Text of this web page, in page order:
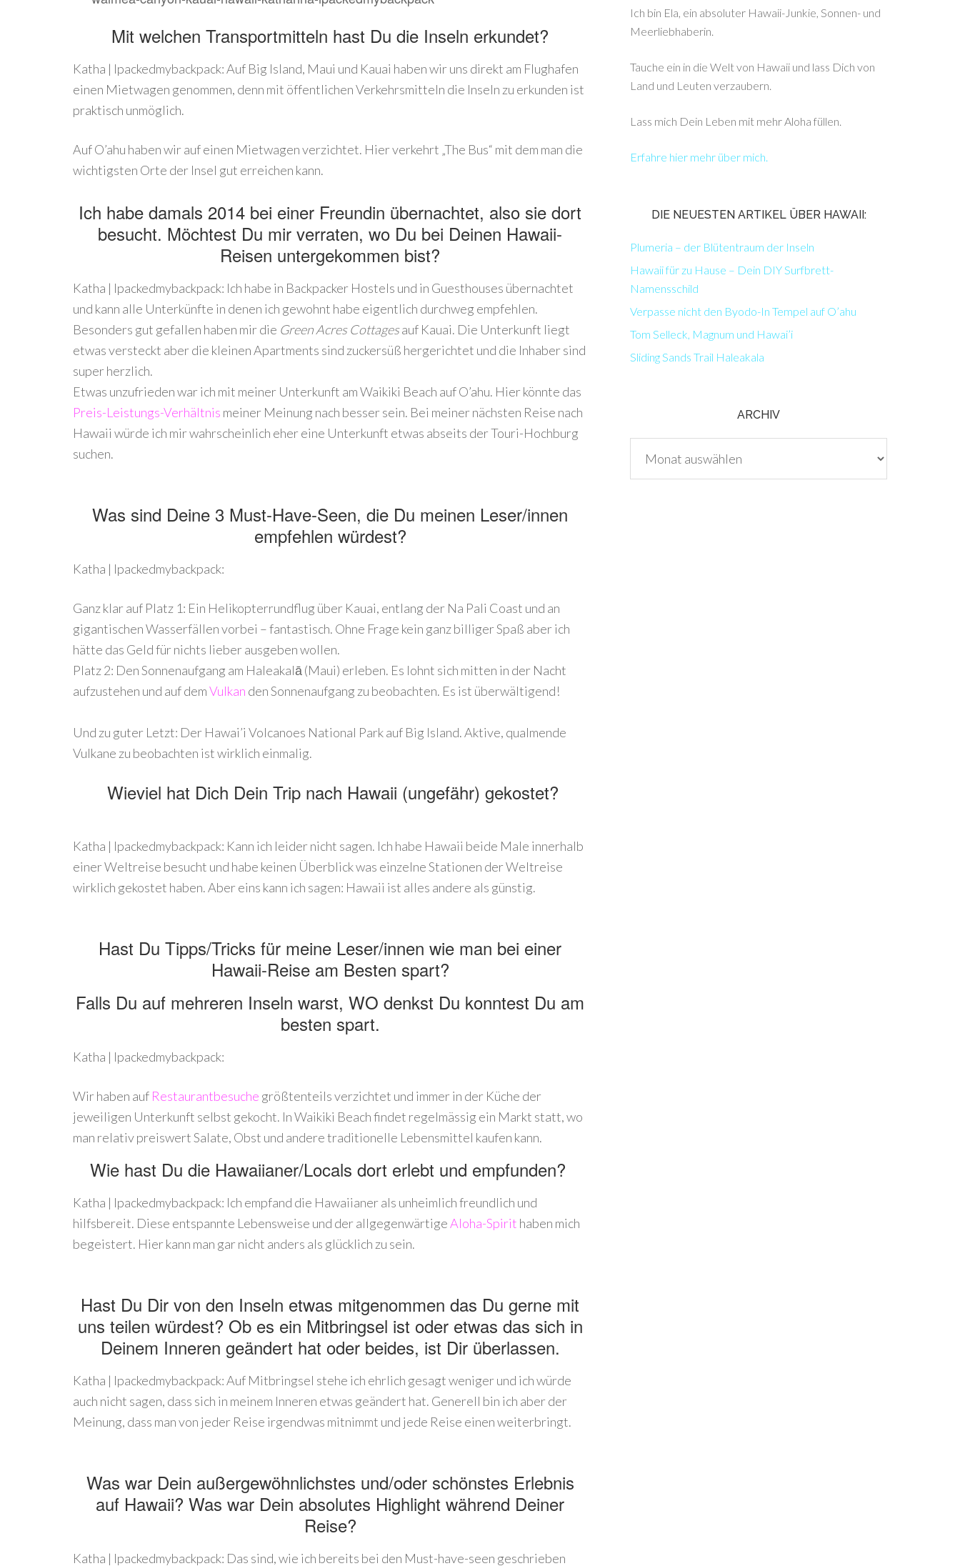
Mit welchen Transportmitteln hast Du die Inseln erkundet?
Katha | Ipackedmybackpack: Auf Big Island, Maui und Kauai haben wir uns direkt am Flughafen
einen Mietwagen genommen, denn mit öffentlichen Verkehrsmitteln die Inseln zu erkunden ist
praktisch unmöglich.
Auf O’ahu haben wir auf einen Mietwagen verzichtet. Hier verkehrt „The Bus“ mit dem man die
wichtigsten Orte der Insel gut erreichen kann.
Ich habe damals 2014 bei einer Freundin übernachtet, also sie dort
besucht. Möchtest Du mir verraten, wo Du bei Deinen Hawaii-
Reisen untergekommen bist?
Katha | Ipackedmybackpack: Ich habe in Backpacker Hostels und in Guesthouses übernachtet
und kann alle Unterkünfte in denen ich gewohnt habe eigentlich durchweg empfehlen.
Besonders gut gefallen haben mir die Green Acres Cottagesauf Kauai. Die Unterkunft liegt
etwas versteckt aber die kleinen Apartments sind zuckersüß hergerichtet und die Inhaber sind
super herzlich.
Etwas unzufrieden war ich mit meiner Unterkunft am Waikiki Beach auf O’ahu. Hier könnte das
Preis-Leistungs-Verhältnis meiner Meinung nach besser sein. Bei meiner nächsten Reise nach
Hawaii würde ich mir wahrscheinlich eher eine Unterkunft etwas abseits der Touri-Hochburg
suchen.
Was sind Deine 3 Must-Have-Seen, die Du meinen Leser/innen
empfehlen würdest?
Katha | Ipackedmybackpack:
Ganz klar auf Platz 1: Ein Helikopterrundflug über Kauai, entlang der Na Pali Coast und an
gigantischen Wasserfällen vorbei – fantastisch. Ohne Frage kein ganz billiger Spaß aber ich
hätte das Geld für nichts lieber ausgeben wollen.
Platz 2: Den Sonnenaufgang am Haleakalā (Maui) erleben. Es lohnt sich mitten in der Nacht
aufzustehen und auf demVulkan den Sonnenaufgang zu beobachten. Es ist überwältigend!
Und zu guter Letzt: Der Hawai’i Volcanoes National Park auf Big Island. Aktive, qualmende
Vulkane zu beobachten ist wirklich einmalig.
Wieviel hat Dich Dein Trip nach Hawaii (ungefähr) gekostet?
Katha | Ipackedmybackpack: Kann ich leider nicht sagen. Ich habe Hawaii beide Male innerhalb
einer Weltreise besucht und habe keinen Überblick was einzelne Stationen der Weltreise
wirklich gekostet haben. Aber eins kann ich sagen: Hawaii ist alles andere als günstig.
Hast Du Tipps/Tricks für meine Leser/innen wie man bei einer
Hawaii-Reise am Besten spart?
Falls Du auf mehreren Inseln warst, WO denkst Du konntest Du am
besten spart.
Katha | Ipackedmybackpack:
Wir haben auf Restaurantbesuche größtenteils verzichtet und immer in der Küche der
jeweiligen Unterkunft selbst gekocht. In Waikiki Beach findet regelmässig ein Markt statt, wo
man relativ preiswert Salate, Obst und andere traditionelle Lebensmittel kaufen kann.
Wie hast Du die Hawaiianer/Locals dort erlebt und empfunden?
Katha | Ipackedmybackpack: Ich empfand die Hawaiianer als unheimlich freundlich und
hilfsbereit. Diese entspannte Lebensweise und der allgegenwärtigeAloha-Spirit haben mich
begeistert. Hier kann man gar nicht anders als glücklich zu sein.
Hast Du Dir von den Inseln etwas mitgenommen das Du gerne mit
uns teilen würdest? Ob es ein Mitbringsel ist oder etwas das sich in
Deinem Inneren geändert hat oder beides, ist Dir überlassen.
Katha | Ipackedmybackpack: Auf Mitbringsel stehe ich ehrlich gesagt weniger und ich würde
auch nicht sagen, dass sich in meinem Inneren etwas geändert hat. Generell bin ich aber der
Meinung, dass man von jeder Reise irgendwas mitnimmt und jede Reise einen weiterbringt.
Was war Dein außergewöhnlichstes und/oder schönstes Erlebnis
auf Hawaii? Was war Dein absolutes Highlight während Deiner
Reise?
Katha | Ipackedmybackpack: Das sind, wie ich bereits bei den Must-have-seen geschrieben
Ich bin Ela, ein absoluter Hawaii-Junkie, Sonnen- und
Meerliebhaberin.
Tauche ein in die Welt von Hawaii und lass Dich von
Land und Leuten verzaubern.
Lass mich Dein Leben mit mehr Aloha füllen.
Erfahre hier mehr über mich.
DIE NEUESTEN ARTIKEL ÜBER HAWAII:
Plumeria – der Blütentraum der Inseln
Hawaii für zu Hause – Dein DIY Surfbrett-
Namensschild
Verpasse nicht den Byodo-In Tempel auf O’ahu
Tom Selleck, Magnum und Hawai’i
Sliding Sands Trail Haleakala
ARCHIV